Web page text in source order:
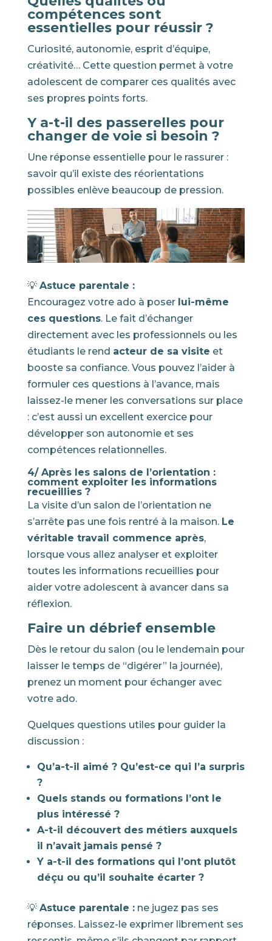
compétences sont
essentielles pour réussir ?
Curiosité, autonomie, esprit d’équipe,
créativité… Cette question permet à votre
adolescent de comparer ces qualités avec
ses propres points forts.
Y a-t-il des passerelles pour
changer de voie si besoin ?
Une réponse essentielle pour le rassurer :
savoir qu’il existe des réorientations
possibles enlève beaucoup de pression.
💡 Astuce parentale :
Encouragez votre ado à poser lui-même
ces questions. Le fait d’échanger
directement avec les professionnels ou les
étudiants le rend acteur de sa visite et
booste sa confiance. Vous pouvez l’aider à
formuler ces questions à l’avance, mais
laissez-le mener les conversations sur place
: c’est aussi un excellent exercice pour
développer son autonomie et ses
compétences relationnelles.
4/ Après les salons de l’orientation :
comment exploiter les informations
recueillies ?
La visite d’un salon de l’orientation ne
s’arrête pas une fois rentré à la maison. Le
véritable travail commence après,
lorsque vous allez analyser et exploiter
toutes les informations recueillies pour
aider votre adolescent à avancer dans sa
réflexion.
Faire un débrief ensemble
Dès le retour du salon (ou le lendemain pour
laisser le temps de “digérer” la journée),
prenez un moment pour échanger avec
votre ado.
Quelques questions utiles pour guider la
discussion :
Qu’a-t-il aimé ? Qu’est-ce qui l’a surpris
?
Quels stands ou formations l’ont le
plus intéressé ?
A-t-il découvert des métiers auxquels
il n’avait jamais pensé ?
Y a-t-il des formations qui l’ont plutôt
déçu ou qu’il souhaite écarter ?
💡 Astuce parentale :ne jugez pas ses
réponses. Laissez-le exprimer librement ses